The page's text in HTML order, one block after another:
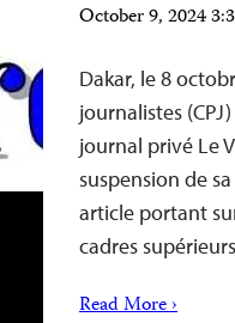
October 9, 2024
Dakar, le 8
journalistes
journal privé Le
suspension de
article portant
cadres
Read More ›